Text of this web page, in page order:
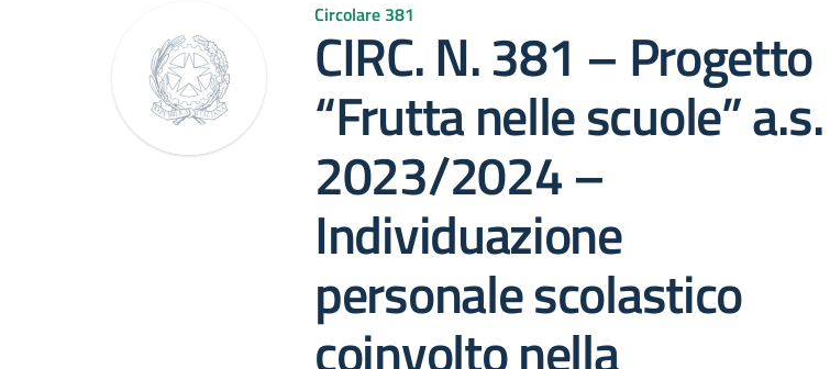
Circolare 381
CIRC. N. 381 – Progetto
“Frutta nelle scuole” a.s.
2023/2024 –
Individuazione
personale scolastico